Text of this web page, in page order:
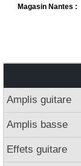
Magasin Nantes :
Amplis guitare
Amplis basse
Effets guitare